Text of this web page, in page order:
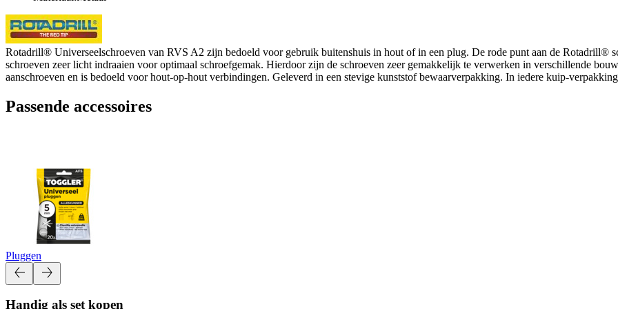
Rotadrill® Universeelschroeven van RVS A2 zijn bedoeld voor gebruik buitenshuis in hout of in een plug. De rode punt aan de Rotadrill®
schroeven zeer licht indraaien voor optimaal schroefgemak. Hierdoor zijn de schroeven zeer gemakkelijk te verwerken in verschillende
aanschroeven en is bedoeld voor hout-op-hout verbindingen. Geleverd in een stevige kunststof bewaarverpakking. In iedere kuip-
Passende accessoires
Pluggen
Handig als set kopen